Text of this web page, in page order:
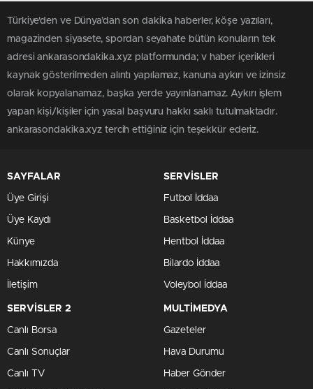
Türkiye'den ve Dünya’dan son dakika haberler, köşe yazıları,
magazinden siyasete, spordan seyahate bütün konuların tek
adresi ankarasondakika.xyz platformunda; v haber içerikleri
kaynak gösterilmeden alıntı yapılamaz, kanuna aykırı ve izinsiz
olarak kopyalanamaz, başka yerde yayınlanamaz. Aykırı işlem
yapan kişi/kişiler için yasal başvuru hakkı saklı tutulmaktadır.
ankarasondakika.xyz tercih ettiğiniz için teşekkür ederiz.
SAYFALAR
Üye Girişi
Üye Kaydı
Künye
Hakkımızda
İletişim
SERVİSLER
Futbol İddaa
Basketbol İddaa
Hentbol İddaa
Bilardo İddaa
Voleybol İddaa
SERVİSLER 2
Canlı Borsa
Canlı Sonuçlar
Canlı TV
MULTİMEDYA
Gazeteler
Hava Durumu
Haber Gönder